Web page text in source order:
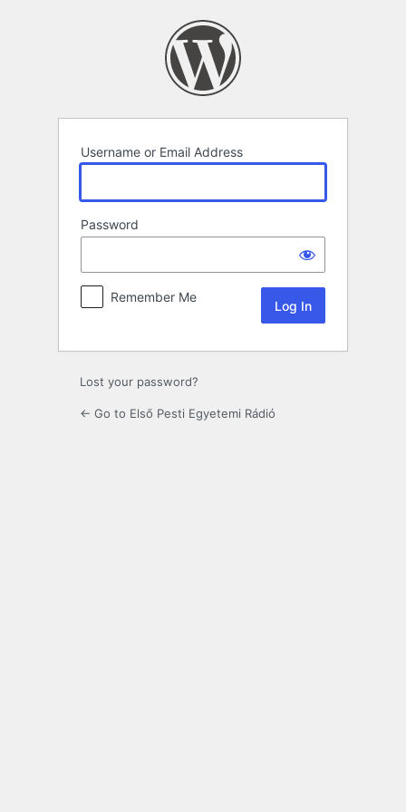
Username or Email Address
Password
Remember Me
Lost your password?
← Go to Első Pesti Egyetemi Rádió